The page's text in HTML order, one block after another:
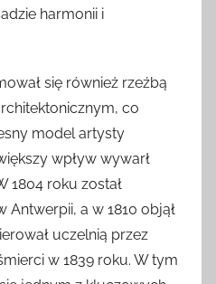
harmonii i
się również rzeźbą
co
model artysty
wpływ wywarł
1804 roku został
a w 1810 objął
uczelnią przez
w 1839 roku. W tym